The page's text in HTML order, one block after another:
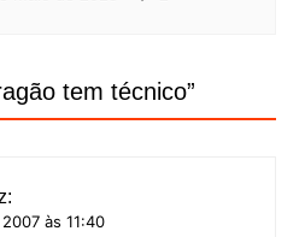
tem técnico”
às 11:40